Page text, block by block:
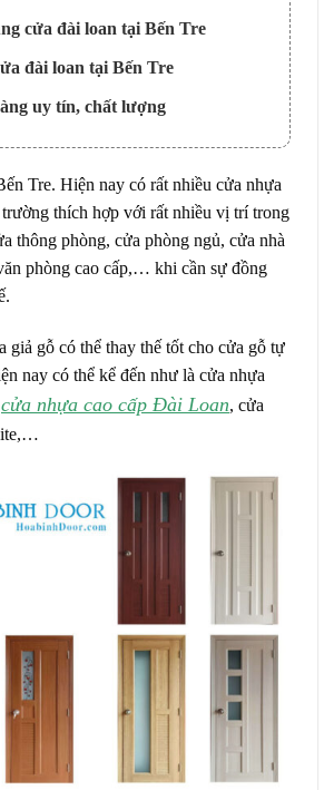
cửa đài loan tại Bến Tre
đài loan tại Bến Tre
uy tín, chất lượng
Tre. Hiện nay có rất nhiều cửa nhựa
thích hợp với rất nhiều vị trí trong
thông phòng, cửa phòng ngủ, cửa nhà
phòng cao cấp,… khi cần sự đồng
giả gỗ có thể thay thế tốt cho cửa gỗ tự
nay có thể kể đến như là cửa nhựa
cửa nhựa cao cấp Đài Loan, cửa